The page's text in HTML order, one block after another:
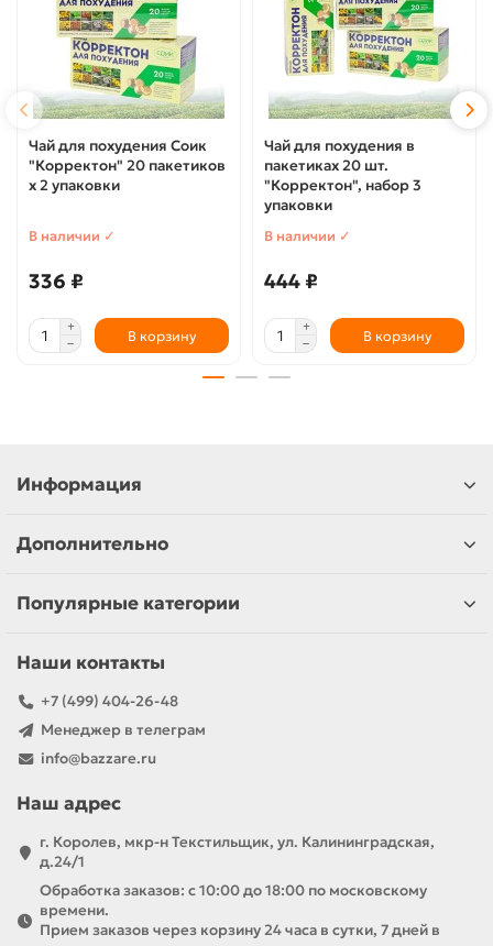
Чай для похудения Соик
"Корректон" 20 пакетиков
х 2 упаковки
В наличии ✓
336 ₽
В корзину
Чай для похудения в
пакетиках 20 шт.
"Корректон", набор 3
упаковки
В наличии ✓
444 ₽
В корзину
Информация
Дополнительно
Популярные категории
Наши контакты
+7 (499) 404-26-48
Менеджер в телеграм
info@bazzare.ru
Наш адрес
г. Королев, мкр-н Текстильщик, ул. Калининградская,
д.24/1
Обработка заказов: с 10:00 до 18:00 по московскому
времени.
Прием заказов через корзину 24 часа в сутки, 7 дней в